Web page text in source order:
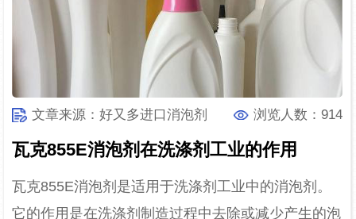
文章来源：好又多进口消泡剂 浏览人数：914
瓦克855E消泡剂在洗涤剂工业的作用
瓦克855E消泡剂是适用于洗涤剂工业中的消泡剂。
它的作用是在洗涤剂制造过程中去除或减少产生的泡